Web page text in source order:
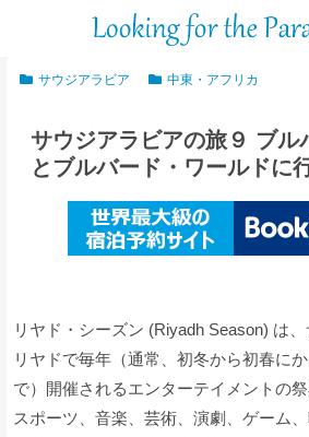
サウジアラビア 中東・アフリカ
サウジアラビアの旅９ ブル
とブルバード・ワールドに
リヤド・シーズン (Riyadh Season) は
リヤドで毎年（通常、初冬から初春に
で）開催されるエンターテイメントの
スポーツ、音楽、芸術、演劇、ゲーム